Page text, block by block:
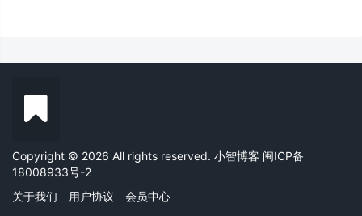
Copyright © 2026 All rights reserved. 小智博客 闽ICP备
18008933号-2
关于我们
用户协议 会员中心